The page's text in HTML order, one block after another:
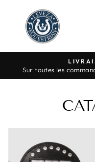
contenu
Sur toutes les